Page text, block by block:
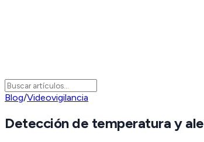
Blog/Videovigilancia
Detección de temperatura y